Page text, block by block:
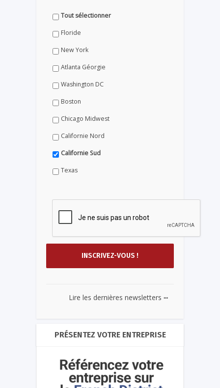
Tout sélectionner
Floride
New York
Atlanta Géorgie
Washington DC
Boston
Chicago Midwest
Californie Nord
Californie Sud
Texas
Lire les dernières newsletters ...
PRÉSENTEZ VOTRE ENTREPRISE